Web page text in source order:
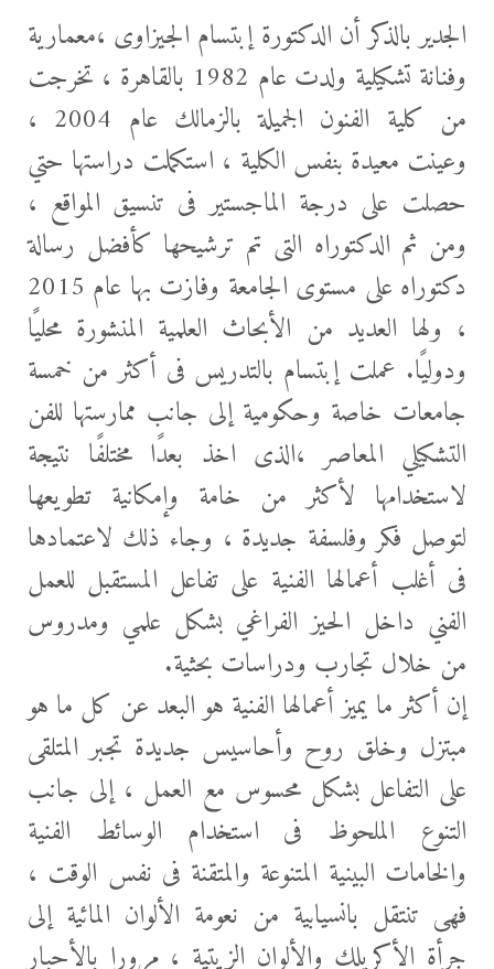
الجدير بالذكر أن الدكتورة إبتسام الجيزاوى ،معمارية
وفنانة تشكيلية ولدت عام 1982 بالقاهرة ، تخرجت
من كلية الفنون الجميلة بالزمالك عام 2004 ،
وعينت معيدة بنفس الكلية ، استكملت دراستها حتي
حصلت على درجة الماجستير فى تنسيق المواقع ،
ومن ثم الدكتوراه التى تم ترشيحها كأفضل رسالة
دكتوراه على مستوى الجامعة وفازت بها عام 2015
، ولها العديد من الأبحاث العلمية المنشورة محليًا
ودوليًا. عملت إبتسام بالتدريس فى أكثر من خمسة
جامعات خاصة وحكومية إلى جانب ممارستها للفن
التشكيلي المعاصر ،الذى اخذ بعدًا مختلفًا نتيجة
لاستخدامها لأكثر من خامة وإمكانية تطويعها
لتوصل فكر وفلسفة جديدة ، وجاء ذلك لاعتمادها
فى أغلب أعمالها الفنية على تفاعل المستقبل للعمل
الفني داخل الحيز الفراغي بشكل علمي ومدروس
من خلال تجارب ودراسات بحثية.
إن أكثر ما يميز أعمالها الفنية هو البعد عن كل ما هو
مبتزل وخلق روح وأحاسيس جديدة تجبر المتلقى
على التفاعل بشكل محسوس مع العمل ، إلى جانب
التنوع الملحوظ فى استخدام الوسائط الفنية
والخامات البينية المتنوعة والمتقنة فى نفس الوقت ،
فهى تنتقل بانسيابية من نعومة الألوان المائية إلى
جرأة الأكريلك والألوان الزيتية ، مرورا بالأحبار